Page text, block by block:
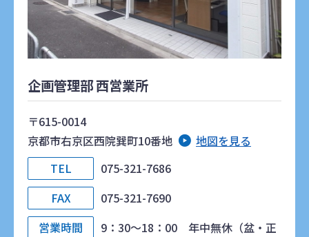
企画管理部 西営業所
〒615-0014
京都市右京区西院巽町10番地
地図を見る
TEL
075-321-7686
FAX
075-321-7690
営業時間
9：30～18：00 年中無休（盆・正